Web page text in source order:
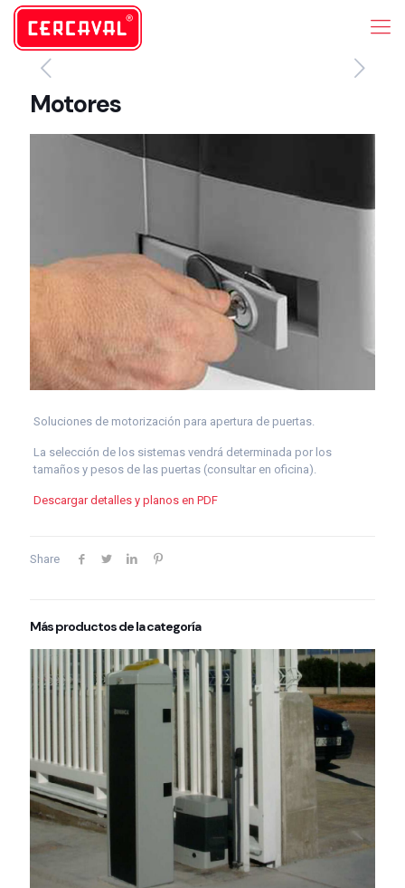
Motores
Soluciones de motorización para apertura de puertas.
La selección de los sistemas vendrá determinada por los
tamaños y pesos de las puertas (consultar en oficina).
Descargar detalles y planos en PDF
Share
Más productos de la categoría